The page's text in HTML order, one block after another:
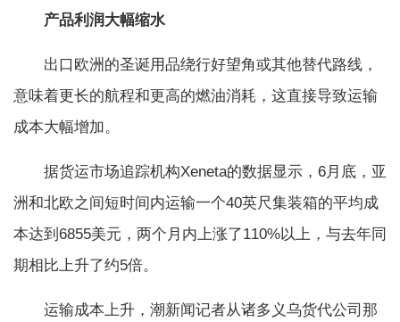
产品利润大幅缩水
出口欧洲的圣诞用品绕行好望角或其他替代路线，
意味着更长的航程和更高的燃油消耗，这直接导致运输
成本大幅增加。
据货运市场追踪机构Xeneta的数据显示，6月底，亚
洲和北欧之间短时间内运输一个40英尺集装箱的平均成
本达到6855美元，两个月内上涨了110%以上，与去年同
期相比上升了约5倍。
运输成本上升，潮新闻记者从诸多义乌货代公司那